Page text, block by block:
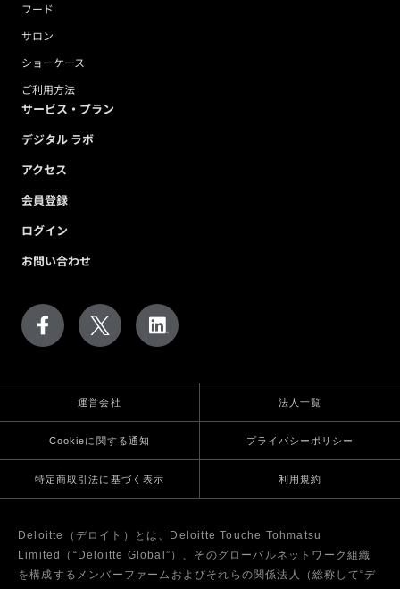
フード
サロン
ショーケース
ご利用方法
サービス・プラン
デジタル ラボ
アクセス
会員登録
ログイン
お問い合わせ
運営会社 法人一覧
Cookieに関する通知 プライバシーポリシー
特定商取引法に基づく表示 利用規約
Deloitte（デロイト）とは、Deloitte Touche Tohmatsu
Limited（“Deloitte Global”）、そのグローバルネットワーク組織
を構成するメンバーファームおよびそれらの関係法人（総称して“デ